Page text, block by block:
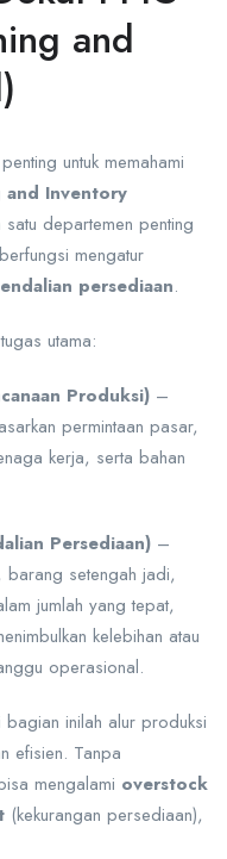
and
untuk memahami
and Inventory
departemen penting
mengatur
persediaan.
utama:
Produksi) –
permintaan pasar,
kerja, serta bahan
Persediaan) –
barang setengah jadi,
jumlah yang tepat,
kelebihan atau
operasional.
bagian inilah alur produksi
efisien. Tanpa
mengalami overstock
(kekurangan persediaan),